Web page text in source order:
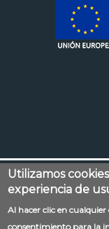
Menú
al
pie
Contacto
Accessibilitat
EDUSI
Utilizamos
experiencia de
Al hacer clic en cualquier
consentimiento para la